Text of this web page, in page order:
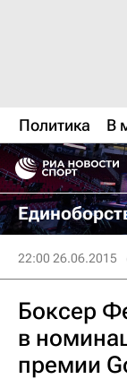
Политика В
22:00 26.06.2015
Боксер
в
премии